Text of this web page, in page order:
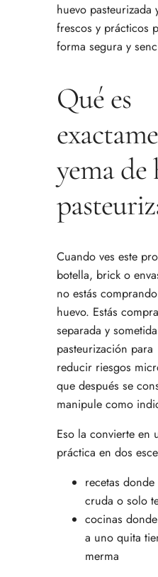
huevo
frescos y prácticos
forma segura y
Qué es
yema de
Cuando ves este
botella, brick o
no estás
huevo. Estás
separada y
pasteurización para
reducir riesgos
que después se
manipule como
Eso la convierte en
práctica en dos
recetas
cruda o solo
cocinas
a uno quita
merma